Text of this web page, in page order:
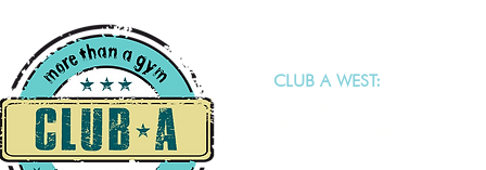
CLUB A WEST: